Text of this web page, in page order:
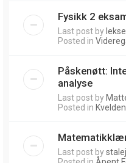
Fysikk 2
Last post by
Posted in
Påskenøtt:
analyse
Last post by
Posted in
Last post by